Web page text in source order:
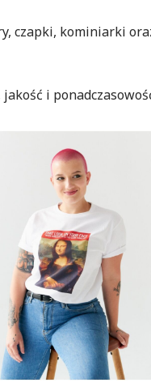
czapki, kominiarki
jakość i